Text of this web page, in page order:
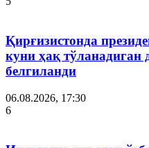
Қирғизистонда
куни ҳақ
белгиланди
06.08.2026, 17:30
6